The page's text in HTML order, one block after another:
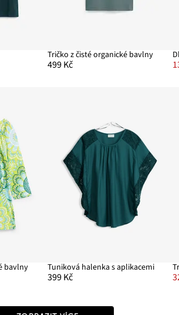
Tričko z čisté organické bavlny
499 Kč
bavlny Tuniková halenka s aplikacemi
399 Kč